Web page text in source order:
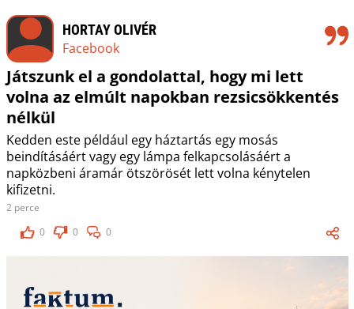
HORTAY OLIVÉR
Facebook
Játszunk el a gondolattal, hogy mi lett
volna az elmúlt napokban rezsicsökkentés
nélkül
Kedden este például egy háztartás egy mosás
beindításáért vagy egy lámpa felkapcsolásáért a
napközbeni áramár ötszörösét lett volna kénytelen
kifizetni.
2 perce
0
0 0